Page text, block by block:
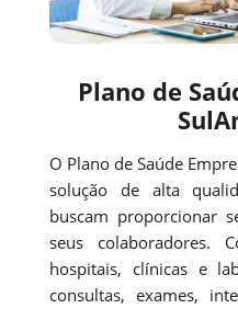
Plano de
O Plano de Saúde
solução de alta
buscam proporcionar
seus colaboradores.
hospitais, clínicas e
consultas, exames,